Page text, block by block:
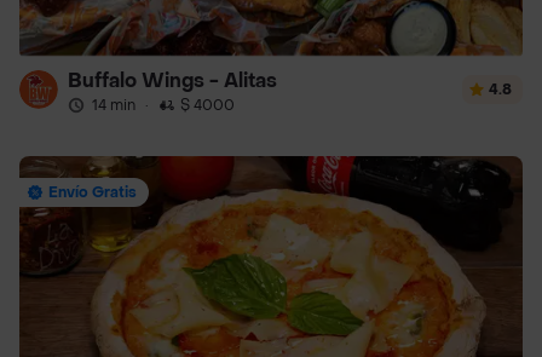
Buffalo Wings - Alitas
14 min · $ 4000
4.8
Envío Gratis